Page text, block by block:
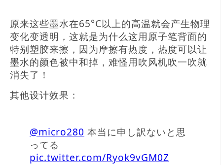
原来这些墨水在65°C以上的高温就会产生物理
变化变透明，这就是为什么这用原子笔背面的
特别塑胶来擦，因为摩擦有热度，热度可以让
墨水的颜色被中和掉，难怪用吹风机吹一吹就
消失了！
其他设计效果：
@micro280 本当に申し訳ないと思
ってる
pic.twitter.com/Ryok9vGM0Z